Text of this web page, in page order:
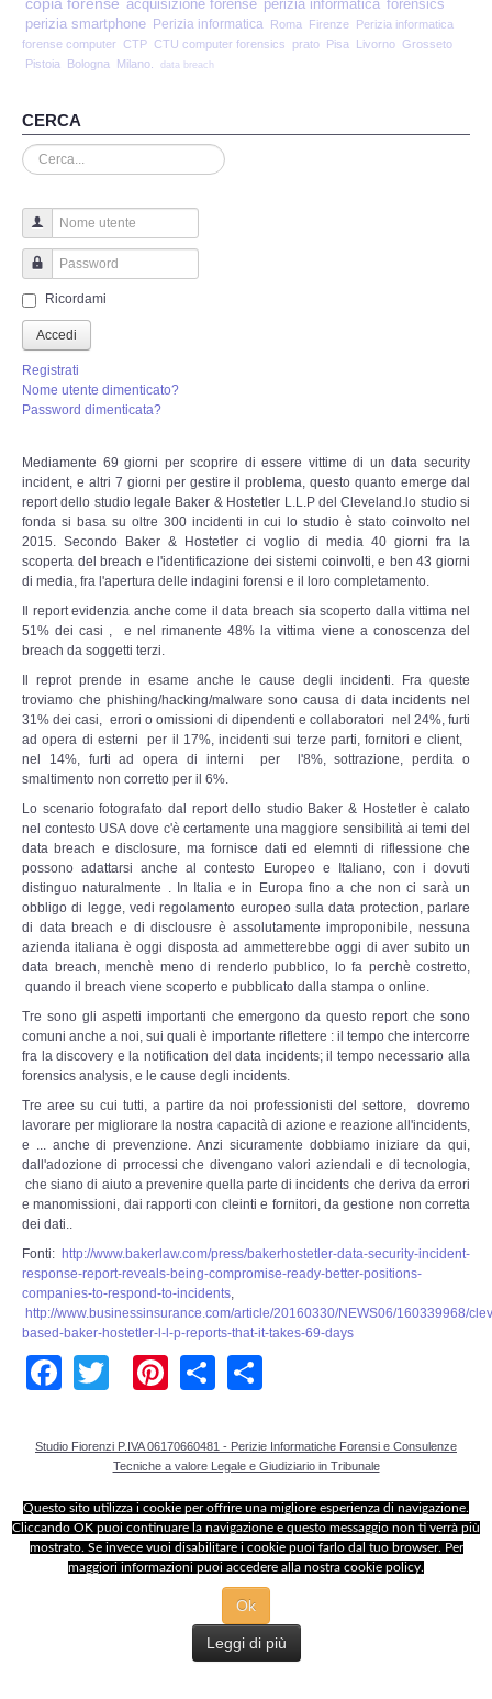
Perizia Estimo
Perizia Documento informatico
Perizia Cloud
Perizia E-mail
Perizia Truffa Banca e Online
Perizia Dash Cam
Perizia software spia
Perizia Controllo lavoratori
Perizia DVR
Perizia IoT e IIoT
Perizia Ransomware Malware
Perizia Data Breach
INDAGINI DIGITALI
Digital Intelligence OSINT
Indagini su computer
Indagini Smartphone,Tablet
Copia/Acquisizione Forense
Bonifiche Digitali
Forensics Readiness
Incident Response
Copia/Acquisizione Forense Web
Indagini persone scomparse
Remote Digital Forensics
Acquisizione Forense remota
Prevenzione Frode
Security Management
copia forense acquisizione forense perizia informatica forensics
perizia smartphone Perizia informatica Roma Firenze Perizia informatica
forense computer CTP CTU computer forensics prato Pisa Livorno Grosseto
Pistoia
Bologna Milano. data breach
CERCA
Cerca...
Nome utente
Password
Ricordami
Accedi
Registrati
Nome utente dimenticato?
Password dimenticata?
Mediamente 69 giorni per scoprire di essere vittime di un data security
incident, e altri 7 giorni per gestire il problema, questo quanto emerge dal
report dello studio legale Baker & Hostetler L.L.P del Cleveland.lo studio si
fonda si basa su oltre 300 incidenti in cui lo studio è stato coinvolto nel
2015. Secondo Baker & Hostetler ci voglio di media 40 giorni fra la
scoperta del breach e l'identificazione dei sistemi coinvolti, e ben 43 giorni
di media, fra l'apertura delle indagini forensi e il loro completamento.
Il report evidenzia anche come il data breach sia scoperto dalla vittima nel
51% dei casi , e nel rimanente 48% la vittima viene a conoscenza del
breach da soggetti terzi.
Il reprot prende in esame anche le cause degli incidenti. Fra queste
troviamo che phishing/hacking/malware sono causa di data incidents nel
31% dei casi, errori o omissioni di dipendenti e collaboratori nel 24%, furti
ad opera di esterni per il 17%, incidenti sui terze parti, fornitori e client,
nel 14%, furti ad opera di interni per l'8%, sottrazione, perdita o
smaltimento non corretto per il 6%.
Lo scenario fotografato dal report dello studio Baker & Hostetler è calato
nel contesto USA dove c'è certamente una maggiore sensibilità ai temi del
data breach e disclosure, ma fornisce dati ed elemnti di riflessione che
possono adattarsi anche al contesto Europeo e Italiano, con i dovuti
distinguo naturalmente . In Italia e in Europa fino a che non ci sarà un
obbligo di legge, vedi regolamento europeo sulla data protection, parlare
di data breach e di disclousre è assolutamente improponibile, nessuna
azienda italiana è oggi disposta ad ammetterebbe oggi di aver subito un
data breach, menchè meno di renderlo pubblico, lo fa perchè costretto,
quando il breach viene scoperto e pubblicato dalla stampa o online.
Tre sono gli aspetti importanti che emergono da questo report che sono
comuni anche a noi, sui quali è importante riflettere : il tempo che intercorre
fra la discovery e la notification del data incidents; il tempo necessario alla
forensics analysis, e le cause degli incidents.
Tre aree su cui tutti, a partire da noi professionisti del settore, dovremo
lavorare per migliorare la nostra capacità di azione e reazione all'incidents,
e ... anche di prevenzione. Anzi sicuramente dobbiamo iniziare da qui,
dall'adozione di prrocessi che divengano valori aziendali e di tecnologia,
che siano di aiuto a prevenire quella parte di incidents che deriva da errori
e manomissioni, dai rapporti con cleinti e fornitori, da gestione non corretta
dei dati..
Fonti: http://www.bakerlaw.com/press/bakerhostetler-data-security-incident-
response-report-reveals-being-compromise-ready-better-positions-
companies-to-respond-to-incidents
http://www.businessinsurance.com/article/20160330/NEWS06/160339968/
based-baker-hostetler-l-l-p-reports-that-it-takes-69-days
Facebook
TwitterPinterest
Share
Studio Fiorenzi P.IVA 06170660481 - Perizie Informatiche Forensi e Consulenze
Tecniche a valore Legale e Giudiziario in Tribunale
Questo sito utilizza i cookie per offrire una migliore esperienza di navigazione.
Cliccando OK puoi continuare la navigazione e questo messaggio non ti verrà più
mostrato. Se invece vuoi disabilitare i cookie puoi farlo dal tuo browser. Per
maggiori informazioni puoi accedere alla nostra cookie policy.
Ok
Leggi di più